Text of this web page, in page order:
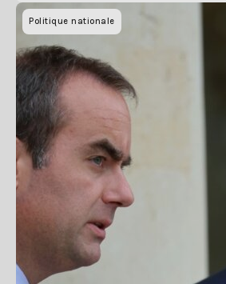
Politique nationale